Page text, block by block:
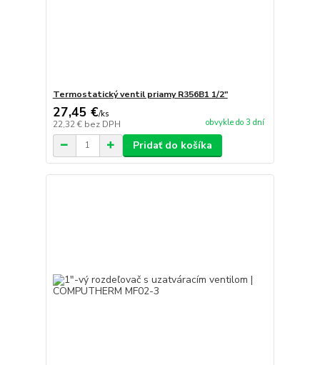
Termostatický ventil priamy R356B1 1/2"
27,45 €/ks
22,32 € bez DPH obvykle do 3 dní
Pridať do košíka